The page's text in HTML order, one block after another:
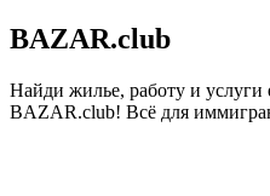
BAZAR.club
Найди жилье, работу и
BAZAR.club! Всё для